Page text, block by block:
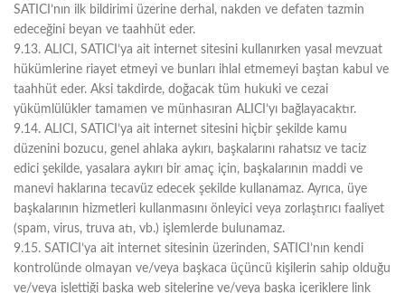
SATICI’nın ilk bildirimi üzerine derhal, nakden ve defaten tazmin
edeceğini beyan ve taahhüt eder.
9.13. ALICI, SATICI’ya ait internet sitesini kullanırken yasal mevzuat
hükümlerine riayet etmeyi ve bunları ihlal etmemeyi baştan kabul ve
taahhüt eder. Aksi takdirde, doğacak tüm hukuki ve cezai
yükümlülükler tamamen ve münhasıran ALICI’yı bağlayacaktır.
9.14. ALICI, SATICI’ya ait internet sitesini hiçbir şekilde kamu
düzenini bozucu, genel ahlaka aykırı, başkalarını rahatsız ve taciz
edici şekilde, yasalara aykırı bir amaç için, başkalarının maddi ve
manevi haklarına tecavüz edecek şekilde kullanamaz. Ayrıca, üye
başkalarının hizmetleri kullanmasını önleyici veya zorlaştırıcı faaliyet
(spam, virus, truva atı, vb.) işlemlerde bulunamaz.
9.15. SATICI’ya ait internet sitesinin üzerinden, SATICI’nın kendi
kontrolünde olmayan ve/veya başkaca üçüncü kişilerin sahip olduğu
ve/veya işlettiği başka web sitelerine ve/veya başka içeriklere link